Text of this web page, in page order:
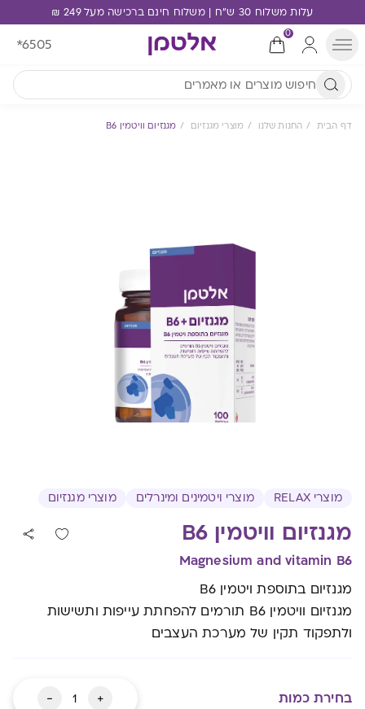
עלות משלוח 30 ש"ח | משלוח חינם ברכישה מעל 249 ₪
0
*6505
דף הבית החנות שלנו מוצרי מגנזיום מגנזיום וויטמין B6
מוצרי RELAX מוצרי ויטמינים ומינרלים מוצרי מגנזיום
מגנזיום וויטמין B6
Magnesium and vitamin B6
מגנזיום בתוספת ויטמין B6
מגנזיום וויטמין B6 תורמים להפחתת עייפות ותשישות
ולתפקוד תקין של מערכת העצבים
בחירת כמות +
כמות
-